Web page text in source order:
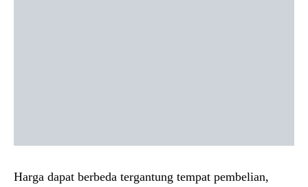
Harga dapat berbeda tergantung tempat pembelian,